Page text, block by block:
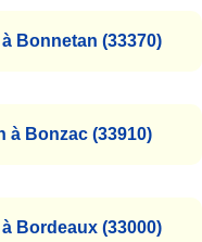
Bonnetan (33370)
à Bonzac (33910)
Bordeaux (33000)